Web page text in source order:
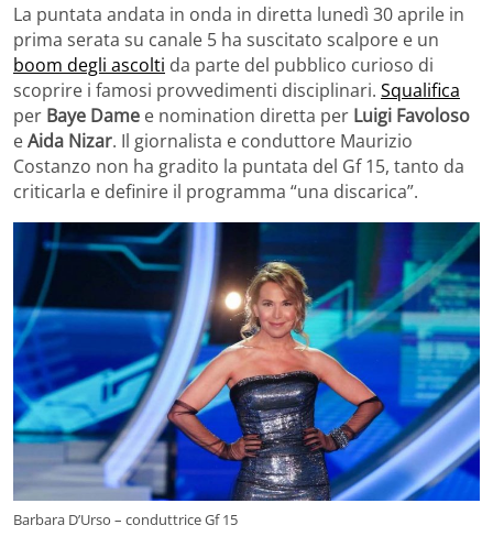
La puntata andata in onda in diretta lunedì 30 aprile in
prima serata su canale 5 ha suscitato scalpore e un
boom degli ascolti da parte del pubblico curioso di
scoprire i famosi provvedimenti disciplinari. Squalifica
per Baye Dame e nomination diretta per Luigi Favoloso
eAida Nizar. Il giornalista e conduttore Maurizio
Costanzo non ha gradito la puntata del Gf 15, tanto da
criticarla e definire il programma “una discarica”.
Barbara D’Urso – conduttrice Gf 15